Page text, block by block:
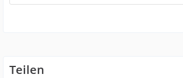
Teilen